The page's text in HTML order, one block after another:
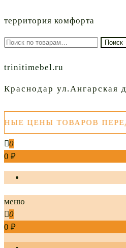
территория комфорта
Искать: Поиск
trinitimebel.ru
Краснодар ул.Ангарская
ТОВАРОВ ПЕРЕД
0
0 ₽
меню
0
0 ₽